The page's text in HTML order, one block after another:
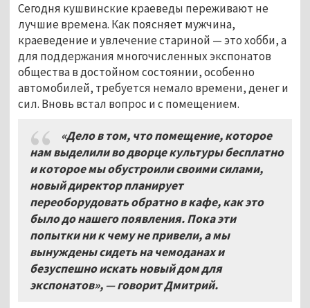
Сегодня кушвинские краеведы переживают не
лучшие времена. Как поясняет мужчина,
краеведение и увлечение стариной — это хобби, а
для поддержания многочисленных экспонатов
общества в достойном состоянии, особенно
автомобилей, требуется немало времени, денег и
сил. Вновь встал вопрос и с помещением.
«Дело в том, что помещение, которое
нам выделили во дворце культуры бесплатно
и которое мы обустроили своими силами,
новый директор планирует
переоборудовать обратно в кафе, как это
было до нашего появления. Пока эти
попытки ни к чему не привели, а мы
вынуждены сидеть на чемоданах и
безуспешно искать новый дом для
экспонатов», — говорит Дмитрий.